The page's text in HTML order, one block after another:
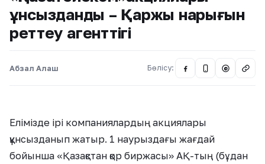
құнсызданды – Қаржы нарығын
реттеу агенттігі
Абзал Алаш Бөлісу: @
Елімізде ірі компаниялардың акциялары
құнсызданып жатыр. 1 наурыздағы жағдай
бойынша «Қазақстан қор биржасы» АҚ-тың (бұдан